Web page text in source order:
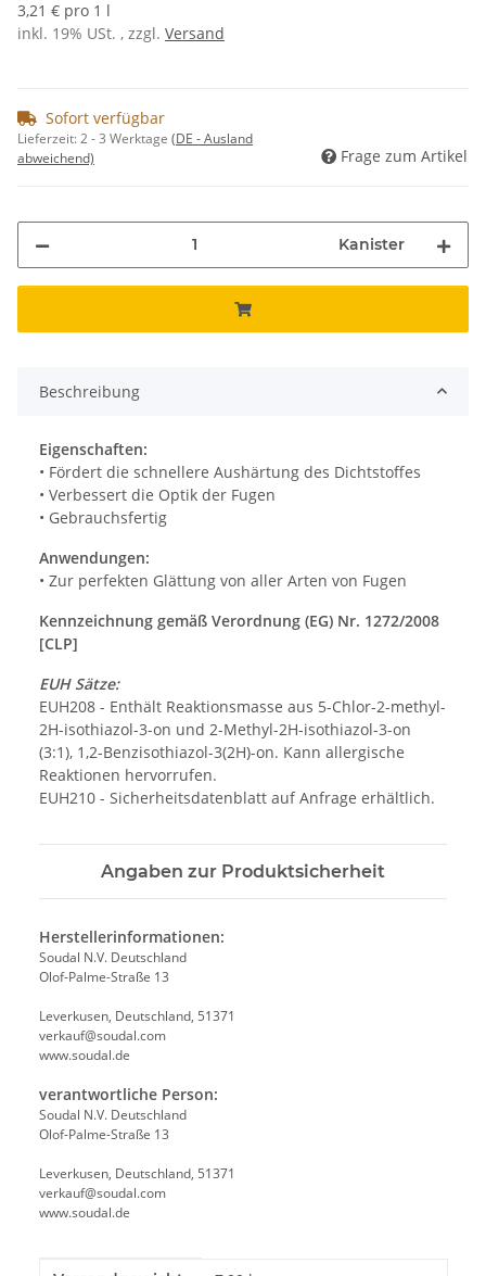
3,21 € pro 1 l
inkl. 19% USt. , zzgl. Versand
Sofort verfügbar
Lieferzeit:2 - 3 Werktage (DE - Ausland
abweichend)
Frage zum Artikel
Kanister
Beschreibung
Eigenschaften:
• Fördert die schnellere Aushärtung des Dichtstoffes
• Verbessert die Optik der Fugen
• Gebrauchsfertig
Anwendungen:
• Zur perfekten Glättung von aller Arten von Fugen
Kennzeichnung gemäß Verordnung (EG) Nr. 1272/2008
[CLP]
EUH Sätze:
EUH208 - Enthält Reaktionsmasse aus 5-Chlor-2-methyl-
2H-isothiazol-3-on und 2-Methyl-2H-isothiazol-3-on
(3:1), 1,2-Benzisothiazol-3(2H)-on. Kann allergische
Reaktionen hervorrufen.
EUH210 - Sicherheitsdatenblatt auf Anfrage erhältlich.
Angaben zur Produktsicherheit
Herstellerinformationen:
Soudal N.V. Deutschland
Olof-Palme-Straße 13
Leverkusen, Deutschland, 51371
verkauf@soudal.com
www.soudal.de
verantwortliche Person:
Soudal N.V. Deutschland
Olof-Palme-Straße 13
Leverkusen, Deutschland, 51371
verkauf@soudal.com
www.soudal.de